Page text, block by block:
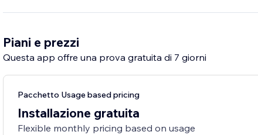
Piani e prezzi
Questa app offre una prova gratuita di 7 giorni
Pacchetto Usage based pricing
Installazione gratuita
Flexible monthly pricing based on usage